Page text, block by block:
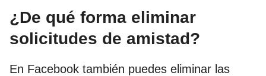
¿De qué forma eliminar
solicitudes de amistad?
En Facebook también puedes eliminar las